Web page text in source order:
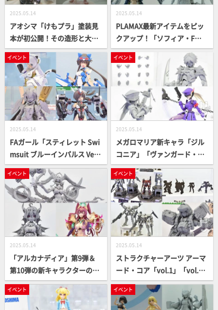
2025.05.14
アオシマ「けもプラ」塗装見
本が初公開！その造形と大胆
な可動域をチェック／VFG
「ケーニッヒ・モンスタ
ー」、『頭文字D』『ワイル
ド・スピード』カーモデル最
新作、『すみっこぐらし』ト
コトコなど【第63回 静岡ホビ
ーショー】
2025.05.14
PLAMAX最新アイテムをピッ
クアップ！「ソフィア・F・
シャーリング ヴァンパイア V
er.」やGODZ ORDER「オー
バーロード・ガブリエル」や
minimum factory「草薙素子
with フチコマ」など／PLAM
ATEAアズレン「ボルチモア」
も展示【マックスファクトリ
イベント
2025.05.14
FAガール「スティレット Swi
msuit ブルーインパルス Ve
r.」や「グランスケール ステ
ィレット」が展示！「ドゥル
ガー 〈ゴールドリッター〉」
が企画進行中！「フレームア
ームズ・ガール」最新アイテ
ム展示レポート【コトブキヤ
／静岡ホビーショー2025】
イベント
2025.05.14
メガロマリア新キャラ「ジル
コニア」「ヴァンガード・リ
ーダー」原型が初展示！「メ
ガロマリアM.S.G エクスハン
ドユニット【男性型A】」も
発売決定！【コトブキヤ／静
岡ホビーショー2025】
イベント
2025.05.14
「アルカナディア」第9弾＆
第10弾の新キャラクターの原
型と「メルティーナ」の彩色
原型が初お披露目！【コトブ
キヤ／静岡ホビーショー202
イベント
2025.05.14
ストラクチャーアーツ アーマ
ード・コア「vol.1」「vol.
2」の8体が展示！続く商品化
のシルエットも公開。「フロ
ントミッション ゼニス・ガー
イベント イベント